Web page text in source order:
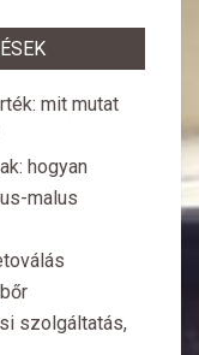
mit mutat
hogyan
malus
szolgáltatás,